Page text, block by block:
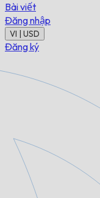
Bài viết
Đăng nhập
VI | USD
Đăng ký